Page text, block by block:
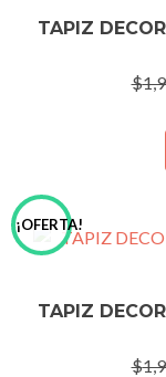
TAPIZ
$
¡OFERTA!
TAPIZ
$